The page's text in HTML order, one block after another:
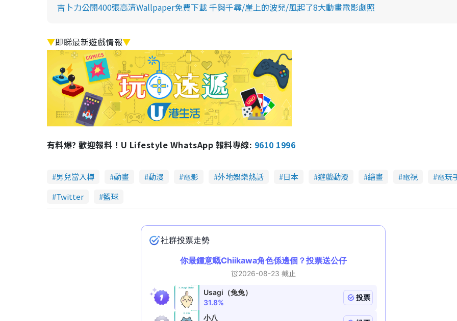
吉卜力公開400張高清Wallpaper免費下載 千與千尋/崖上的波兒/風起了8大動畫電影劇照
▼即睇最新遊戲情報▼
有料爆? 歡迎報料！U Lifestyle WhatsApp 報料專線: 9610 1996
男兒當入樽 動畫 動漫 電影 外地娛樂熱話 日本 遊戲動漫 繪畫 電視
電玩
Twitter
籃球